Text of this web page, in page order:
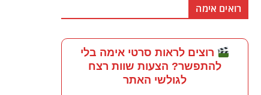
רואים אימה
רוצים לראות סרטי אימה בלי
להתפשר? הצעות שוות רצח
לגולשי האתר